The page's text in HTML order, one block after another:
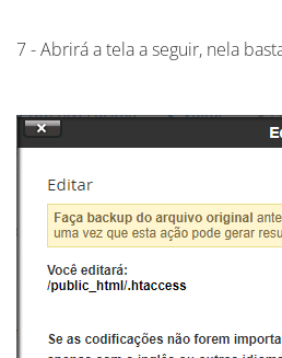
7 - Abrirá a tela a seguir, nela